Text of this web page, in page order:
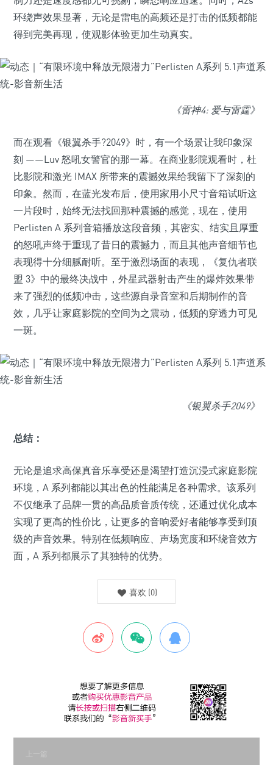
环绕声效果显著，无论是雷电的高频还是打击的低频都能
得到完美再现，使观影体验更加生动真实。
《雷神4: 爱与雷霆》
而在观看《银翼杀手?2049》时，有一个场景让我印象深
刻 ——Luv 怒吼女警官的那一幕。在商业影院观看时，杜
比影院和激光 IMAX 所带来的震撼效果给我留下了深刻的
印象。然而，在蓝光发布后，使用家用小尺寸音箱试听这
一片段时，始终无法找回那种震撼的感觉，现在，使用
Perlisten A 系列音箱播放这段音频，其密实、结实且厚重
的怒吼声终于重现了昔日的震撼力，而且其他声音细节也
表现得十分细腻耐听。至于激烈场面的表现，《复仇者联
盟 3》中的最终决战中，外星武器射击产生的爆炸效果带
来了强烈的低频冲击，这些源自录音室和后期制作的音
效，几乎让家庭影院的空间为之震动，低频的穿透力可见
一斑。
《银翼杀手2049》
总结：
无论是追求高保真音乐享受还是渴望打造沉浸式家庭影院
环境，A 系列都能以其出色的性能满足各种需求。该系列
不仅继承了品牌一贯的高品质音质传统，还通过优化成本
实现了更高的性价比，让更多的音响爱好者能够享受到顶
级的声音效果。特别在低频响应、声场宽度和环绕音效方
面，A 系列都展示了其独特的优势。
喜欢 (0)
上一篇